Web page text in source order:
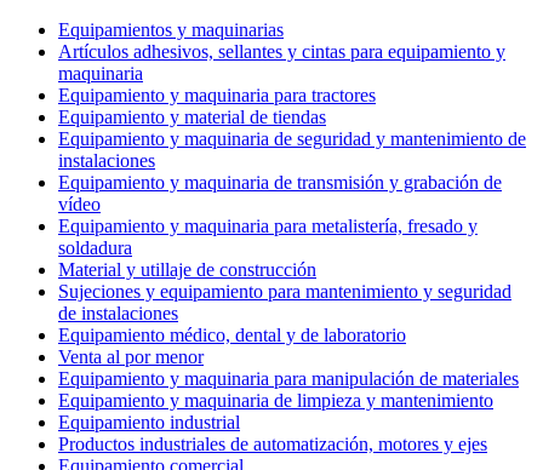
Equipamientos y maquinarias
Artículos adhesivos, sellantes y cintas para equipamiento y
maquinaria
Equipamiento y maquinaria para tractores
Equipamiento y material de tiendas
Equipamiento y maquinaria de seguridad y mantenimiento de
instalaciones
Equipamiento y maquinaria de transmisión y grabación de
vídeo
Equipamiento y maquinaria para metalistería, fresado y
soldadura
Material y utillaje de construcción
Sujeciones y equipamiento para mantenimiento y seguridad
de instalaciones
Equipamiento médico, dental y de laboratorio
Venta al por menor
Equipamiento y maquinaria para manipulación de materiales
Equipamiento y maquinaria de limpieza y mantenimiento
Equipamiento industrial
Productos industriales de automatización, motores y ejes
Equipamiento comercial